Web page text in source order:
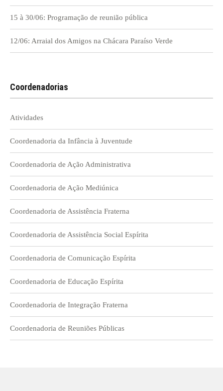
15 à 30/06: Programação de reunião pública
12/06: Arraial dos Amigos na Chácara Paraíso Verde
Coordenadorias
Atividades
Coordenadoria da Infância à Juventude
Coordenadoria de Ação Administrativa
Coordenadoria de Ação Mediúnica
Coordenadoria de Assistência Fraterna
Coordenadoria de Assistência Social Espírita
Coordenadoria de Comunicação Espírita
Coordenadoria de Educação Espírita
Coordenadoria de Integração Fraterna
Coordenadoria de Reuniões Públicas